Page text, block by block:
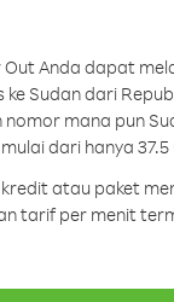
Out Anda dapat
ke Sudan dari
nomor mana pun
dari hanya
atau paket
tarif per menit